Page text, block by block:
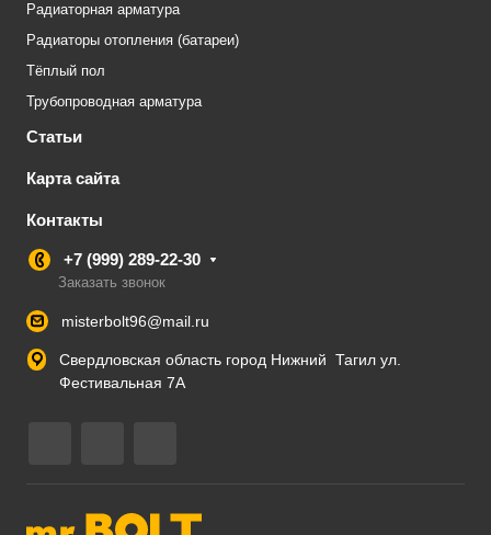
Радиаторная арматура
Радиаторы отопления (батареи)
Тёплый пол
Трубопроводная арматура
Статьи
Карта сайта
Контакты
+7 (999) 289-22-30
Заказать звонок
misterbolt96@mail.ru
Свердловская область город Нижний Тагил ул.
Фестивальная 7А